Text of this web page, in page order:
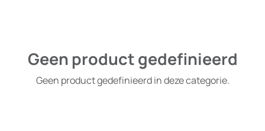
Geen product gedefinieerd
Geen product gedefinieerd in deze categorie.